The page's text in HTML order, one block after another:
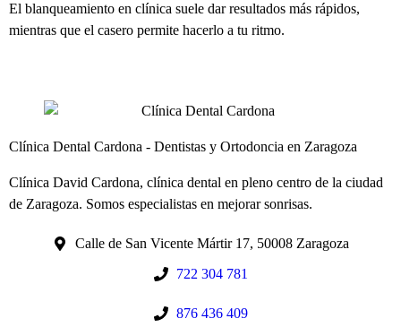
El blanqueamiento en clínica suele dar resultados más rápidos,
mientras que el casero permite hacerlo a tu ritmo.
Clínica Dental Cardona - Dentistas y Ortodoncia en Zaragoza
Clínica David Cardona, clínica dental en pleno centro de la ciudad
de Zaragoza. Somos especialistas en mejorar sonrisas.
Calle de San Vicente Mártir 17, 50008 Zaragoza
722 304 781
876 436 409